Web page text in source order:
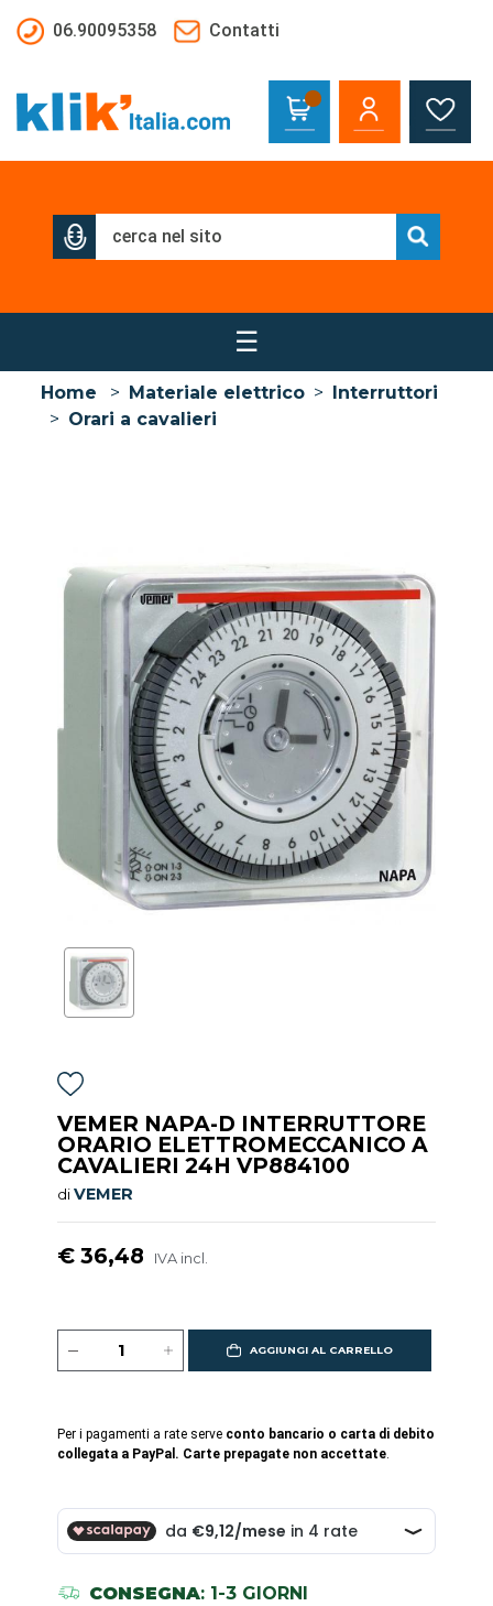
06.90095358
Contatti
☰
Home > Materiale elettrico > Interruttori
> Orari a cavalieri
VEMER NAPA-D INTERRUTTORE
ORARIO ELETTROMECCANICO A
CAVALIERI 24H VP884100
diVEMER
€ 36,48 IVA incl.
AGGIUNGI AL CARRELLO
Per i pagamenti a rate serve conto bancario o carta di debito
collegata a PayPal. Carte prepagate non accettate.
CONSEGNA: 1-3 GIORNI